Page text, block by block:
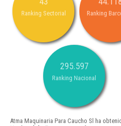
Ranking Sectorial Ranking
295.597
Ranking Nacional
Atma Maquinaria Para Caucho Sl ha